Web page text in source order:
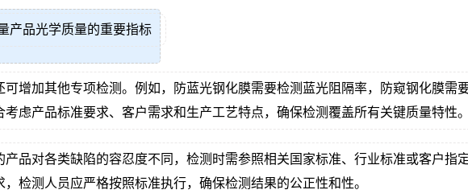
产品光学质量的重要指标
增加其他专项检测。例如，防蓝光钢化膜需要检测蓝光阻隔率，防窥钢化膜需
虑产品标准要求、客户需求和生产工艺特点，确保检测覆盖所有关键质量特性。
品对各类缺陷的容忍度不同，检测时需参照相关国家标准、行业标准或客户指
检测人员应严格按照标准执行，确保检测结果的公正性和性。